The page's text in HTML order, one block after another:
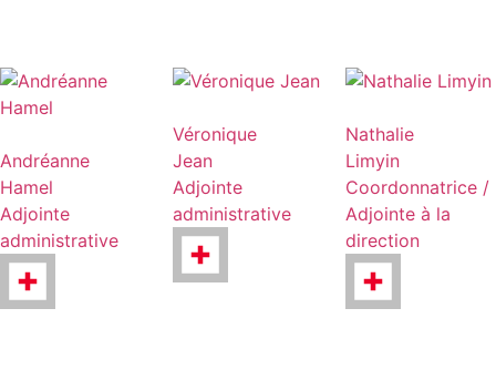
Andréanne
Hamel
Adjointe
administrative
Véronique
Jean
Adjointe
administrative
Nathalie
Limyin
Coordonnatrice /
Adjointe à la
direction